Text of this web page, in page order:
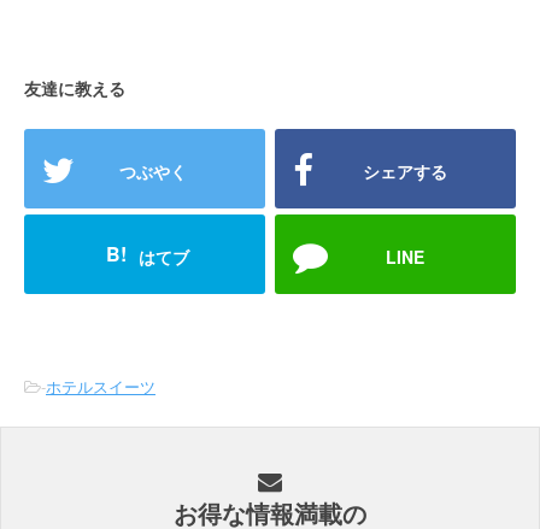
友達に教える
つぶやく シェアする
B! はてブ LINE
-ホテルスイーツ
お得な情報満載の